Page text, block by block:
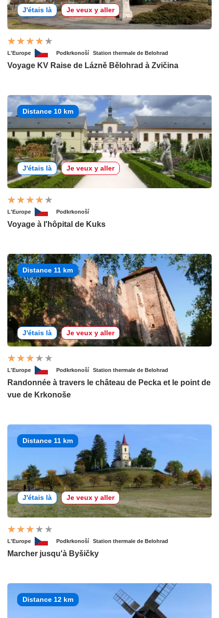
J'étais là Je veux y aller
L'Europe Podkrkonoší Station thermale de Belohrad
Voyage KV Raise de Lázně Bělohrad à Zvičina
Distance 10 km
J'étais là Je veux y aller
L'Europe Podkrkonoší
Voyage à l'hôpital de Kuks
Distance 11 km
J'étais là Je veux y aller
L'Europe Podkrkonoší Station thermale de Belohrad
Randonnée à travers le château de Pecka et le point de
vue de Krkonoše
Distance 11 km
J'étais là Je veux y aller
L'Europe Podkrkonoší Station thermale de Belohrad
Marcher jusqu'à Byšičky
Distance 12 km